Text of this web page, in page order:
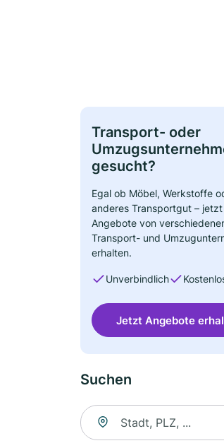
Transport- oder
gesucht?
Egal ob Möbel, Werkstoffe
anderes Transportgut – jetzt
Angebote von
Transport- und
erhalten.
Unverbindlich
Jetzt Angebote
Suchen
Suche nach Ort